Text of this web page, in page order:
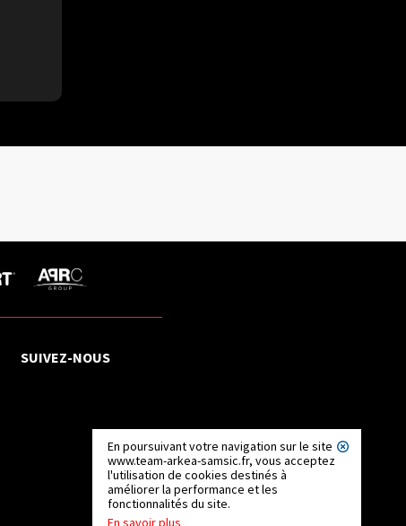
En poursuivant votre navigation sur le site
www.team-arkea-samsic.fr, vous acceptez
l'utilisation de cookies destinés à
améliorer la performance et les
fonctionnalités du site.
En savoir plus
SUIVEZ-NOUS